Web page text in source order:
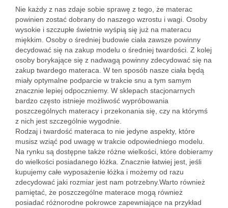
Nie każdy z nas zdaje sobie sprawę z tego, że materac
powinien zostać dobrany do naszego wzrostu i wagi. Osoby
wysokie i szczupłe świetnie wyśpią się już na materacu
miękkim. Osoby o średniej budowie ciała zawsze powinny
decydować się na zakup modelu o średniej twardości. Z kolej
osoby borykające się z nadwagą powinny zdecydować się na
zakup twardego materaca. W ten sposób nasze ciała będą
miały optymalne podparcie w trakcie snu a tym samym
znacznie lepiej odpoczniemy. W sklepach stacjonarnych
bardzo często istnieje możliwość wypróbowania
poszczególnych materacy i przekonania się, czy na którymś
z nich jest szczególnie wygodnie.
Rodzaj i twardość materaca to nie jedyne aspekty, które
musisz wziąć pod uwagę w trakcie odpowiedniego modelu.
Na rynku są dostępne także różne wielkości, które dobieramy
do wielkości posiadanego łóżka. Znacznie łatwiej jest, jeśli
kupujemy całe wyposażenie łóżka i możemy od razu
zdecydować jaki rozmiar jest nam potrzebny.Warto również
pamiętać, że poszczególne materace mogą również
posiadać różnorodne pokrowce zapewniające na przykład